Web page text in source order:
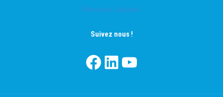
Mentions Légales
Suivez nous !
Facebook LinkedIn YouTube